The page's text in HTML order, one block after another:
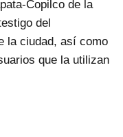
Copilco de la
del
la ciudad, así como
que la utilizan